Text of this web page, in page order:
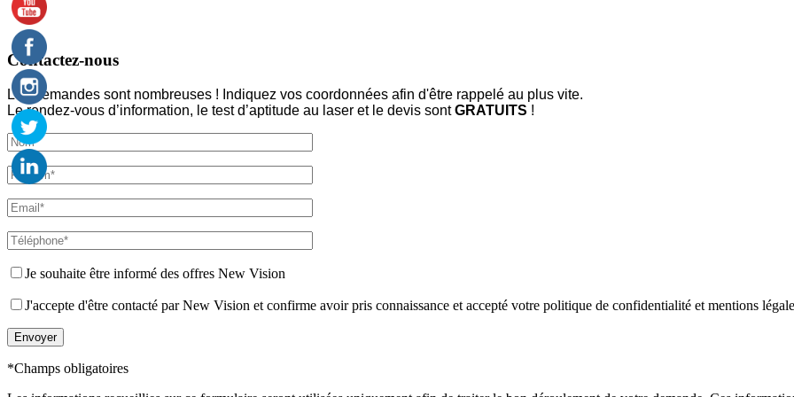
Contactez-nous
Les demandes sont nombreuses ! Indiquez vos coordonnées afin d'être rappelé au plus vite.
Le rendez-vous d’information, le test d’aptitude au laser et le devis sontGRATUITS !
Je souhaite être informé des offres New Vision
J'accepte d'être contacté par New Vision et confirme avoir pris connaissance et accepté votre politique de confidentialité et mentions
*Champs obligatoires